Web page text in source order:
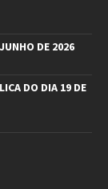
DE 2026
DO DIA 19 DE